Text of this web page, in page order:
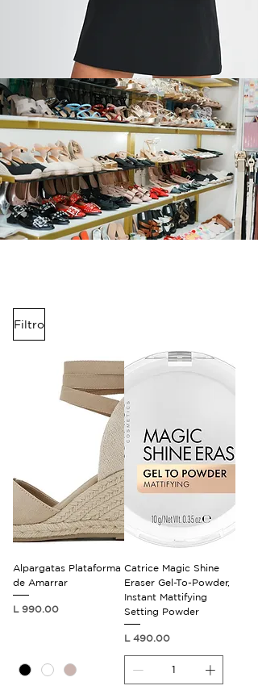
Filtro
Alpargatas Plataforma
de Amarrar
Precio
L 990.00
Catrice Magic Shine
Eraser Gel-To-Powder,
Instant Mattifying
Setting Powder
Precio
L 490.00